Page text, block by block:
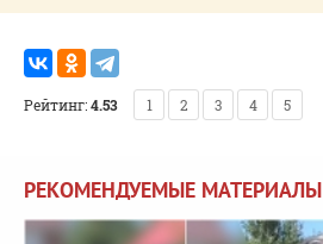
Рейтинг:4.53 1 2 3 4 5
РЕКОМЕНДУЕМЫЕ МАТЕРИАЛЫ